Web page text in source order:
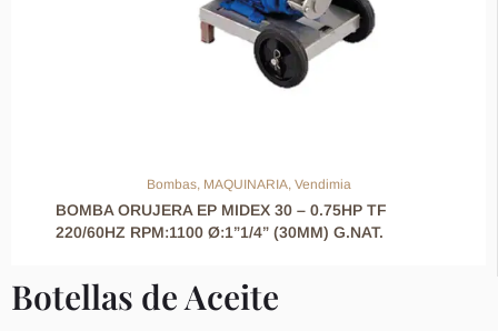
Bombas, MAQUINARIA, Vendimia
BOMBA ORUJERA EP MIDEX 30 – 0.75HP TF
220/60HZ RPM:1100 Ø:1”1/4” (30MM) G.NAT.
Botellas de Aceite